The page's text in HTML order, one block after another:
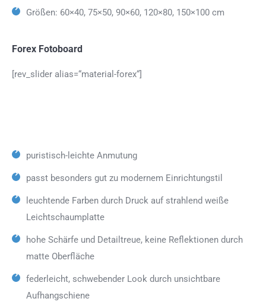
Größen: 60×40, 75×50, 90×60, 120×80, 150×100 cm
Forex Fotoboard
[rev_slider alias=“material-forex“]
puristisch-leichte Anmutung
passt besonders gut zu modernem Einrichtungstil
leuchtende Farben durch Druck auf strahlend weiße
Leichtschaumplatte
hohe Schärfe und Detailtreue, keine Reflektionen durch
matte Oberfläche
federleicht, schwebender Look durch unsichtbare
Aufhangschiene